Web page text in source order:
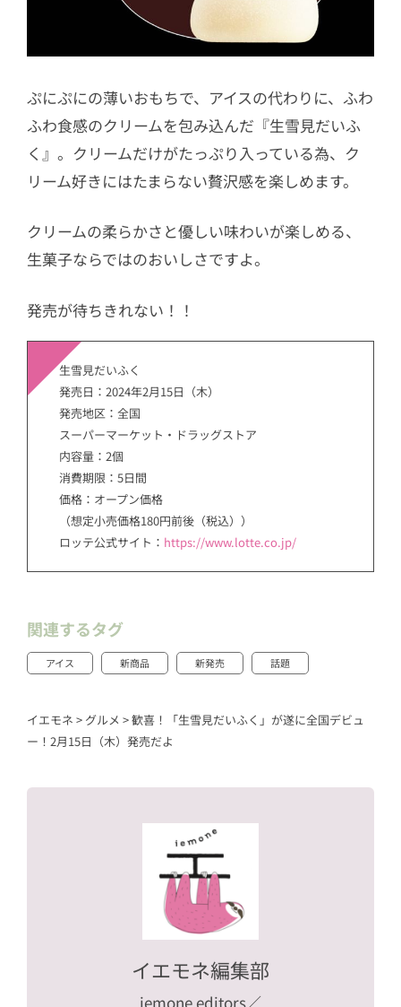
ぷにぷにの薄いおもちで、アイスの代わりに、ふわ
ふわ食感のクリームを包み込んだ『生雪見だいふ
く』。クリームだけがたっぷり入っている為、ク
リーム好きにはたまらない贅沢感を楽しめます。
クリームの柔らかさと優しい味わいが楽しめる、
生菓子ならではのおいしさですよ。
発売が待ちきれない！！
生雪見だいふく
発売日：2024年2月15日（木）
発売地区：全国
スーパーマーケット・ドラッグストア
内容量：2個
消費期限：5日間
価格：オープン価格
（想定小売価格180円前後（税込））
ロッテ公式サイト： https://www.lotte.co.jp/
関連するタグ
アイス 新商品 新発売 話題
イエモネ > グルメ >歓喜！「生雪見だいふく」が遂に全国デビュ
ー！2月15日（木）発売だよ
イエモネ編集部
iemone editors／